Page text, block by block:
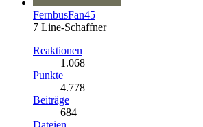
FernbusFan45
7 Line-Schaffner
Reaktionen
1.068
Punkte
4.778
Beiträge
684
Dateien